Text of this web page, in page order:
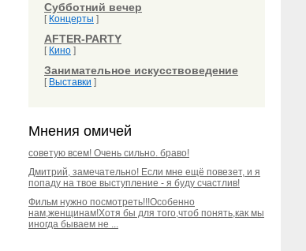
Субботний вечер
[ Концерты ]
AFTER-PARTY
[ Кино ]
Занимательное искусствоведение
[ Выставки ]
Мнения омичей
советую всем! Очень сильно. браво!
Дмитрий, замечательно! Если мне ещё повезет, и я
попаду на твое выступление - я буду счастлив!
Фильм нужно посмотреть!!!Особенно
нам,женщинам!Хотя бы для того,чтоб понять,как мы
иногда бываем не ...